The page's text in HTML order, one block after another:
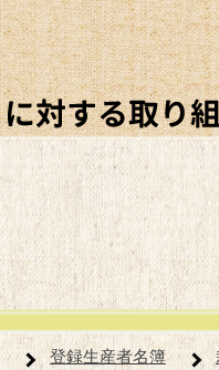
登録生産者名簿